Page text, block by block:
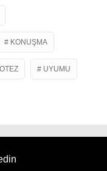
KONUŞMA
UYUMU